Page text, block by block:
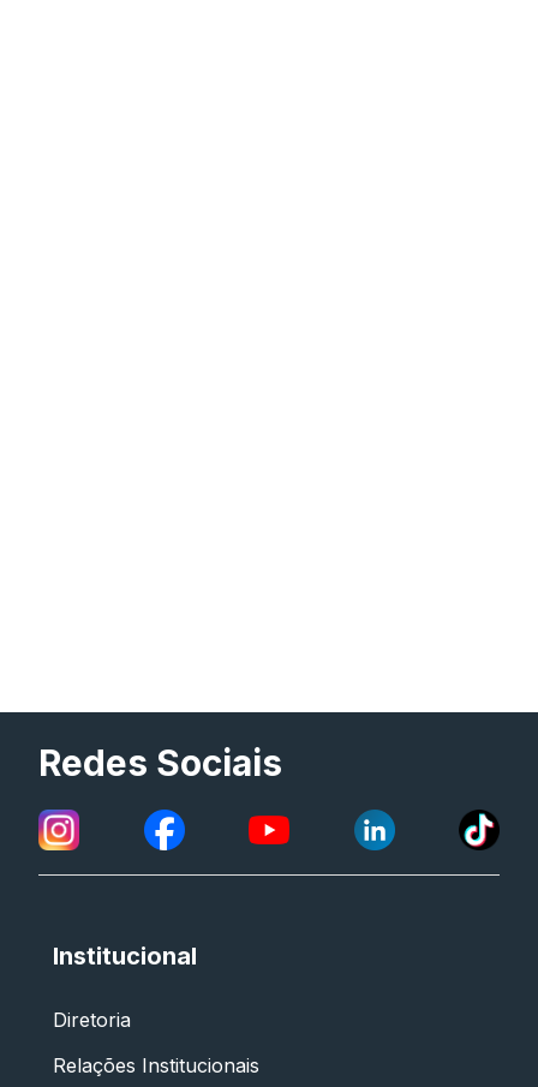
Redes Sociais
Institucional
Diretoria
Relações Institucionais